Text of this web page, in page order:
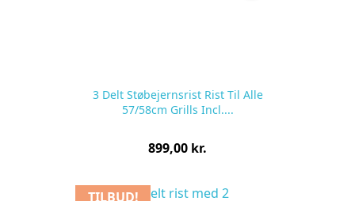
3 Delt Støbejernsrist Rist Til Alle
57/58cm Grills Incl....
Pris
899,00 kr.
TILBUD!